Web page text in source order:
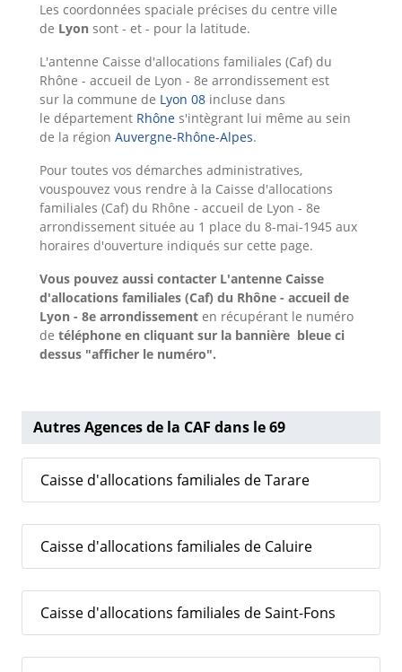
Les coordonnées spaciale précises du centre ville
de Lyon sont - et - pour la latitude.
L'antenne Caisse d'allocations familiales (Caf) du
Rhône - accueil de Lyon - 8e arrondissement est
sur la commune de Lyon 08 incluse dans
le département Rhône s'intègrant lui même au sein
de la région Auvergne-Rhône-Alpes.
Pour toutes vos démarches administratives,
vouspouvez vous rendre à la Caisse d'allocations
familiales (Caf) du Rhône - accueil de Lyon - 8e
arrondissement située au 1 place du 8-mai-1945 aux
horaires d'ouverture indiqués sur cette page.
Vous pouvez aussi contacter L'antenne Caisse
d'allocations familiales (Caf) du Rhône - accueil de
Lyon - 8e arrondissement en récupérant le numéro
de téléphone en cliquant sur la bannière bleue ci
dessus "afficher le numéro".
Autres Agences de la CAF dans le 69
Caisse d'allocations familiales de Tarare
Caisse d'allocations familiales de Caluire
Caisse d'allocations familiales de Saint-Fons